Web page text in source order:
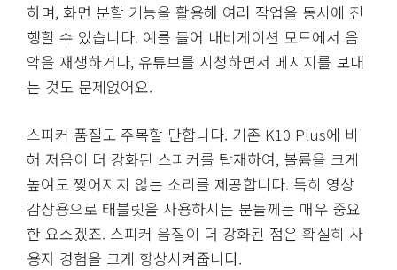
하며, 화면 분할 기능을 활용해 여러 작업을 동시에 진
행할 수 있습니다. 예를 들어 내비게이션 모드에서 음
악을 재생하거나, 유튜브를 시청하면서 메시지를 보내
는 것도 문제없어요.
스피커 품질도 주목할 만합니다. 기존 K10 Plus에 비
해 저음이 더 강화된 스피커를 탑재하여, 볼륨을 크게
높여도 찢어지지 않는 소리를 제공합니다. 특히 영상
감상용으로 태블릿을 사용하시는 분들께는 매우 중요
한 요소겠죠. 스피커 음질이 더 강화된 점은 확실히 사
용자 경험을 크게 향상시켜줍니다.